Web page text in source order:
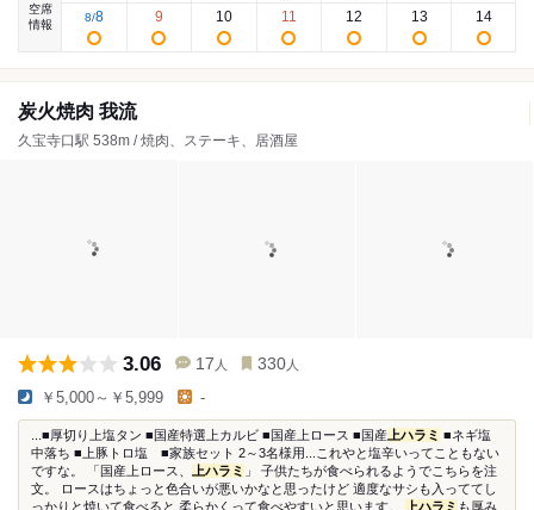
空席
情報
8/8 9 10 11 12 13 14
炭火焼肉 我流
久宝寺口駅 538m / 焼肉、ステーキ、居酒屋
3.06 17 人 330 人
￥5,000～￥5,999 -
...■厚切り上塩タン ■国産特選上カルビ ■国産上ロース ■国産 上ハラミ ■ネギ塩
中落ち ■上豚トロ塩 ■家族セット 2～3名様用...これやと塩辛いってこともない
ですな。 「国産上ロース、
上ハラミ 」 子供たちが食べられるようでこちらを注
文。 ロースはちょっと色合いが悪いかなと思ったけど 適度なサシも入っててし
っかりと焼いて食べると 柔らかくって食べやすいと思います。
上ハラミ も厚み